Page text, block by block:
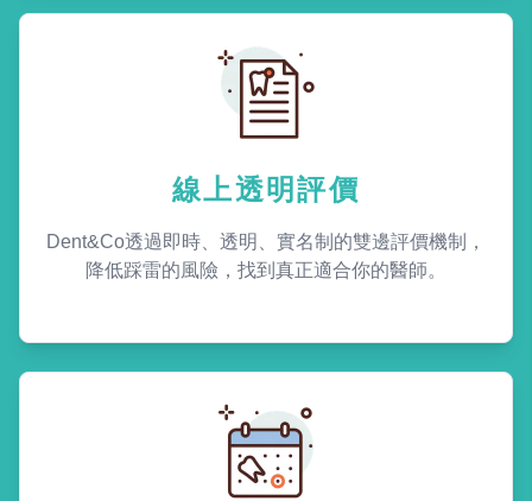
線上透明評價
Dent&Co透過即時、透明、實名制的雙邊評價機制，
降低踩雷的風險，找到真正適合你的醫師。